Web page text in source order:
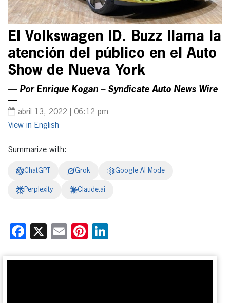
El Volkswagen ID. Buzz llama la
atención del público en el Auto
Show de Nueva York
— Por Enrique Kogan – Syndicate Auto News Wire
—
abril 13, 2022 | 06:12 pm
English
Summarize with:
ChatGPT Grok Google AI Mode
Perplexity Claude.ai
Facebook
X EmailPinterest